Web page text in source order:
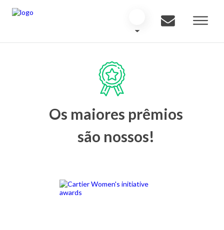
Os maiores prêmios
são nossos!